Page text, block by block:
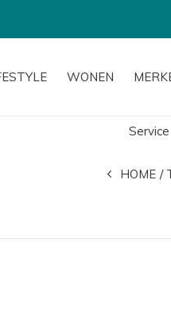
WONEN
Service
HOME